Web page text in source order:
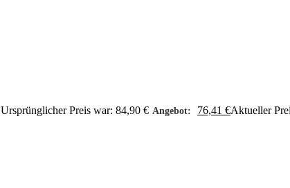
Ursprünglicher Preis war: 84,90 € Angebot: 76,41 €Aktueller